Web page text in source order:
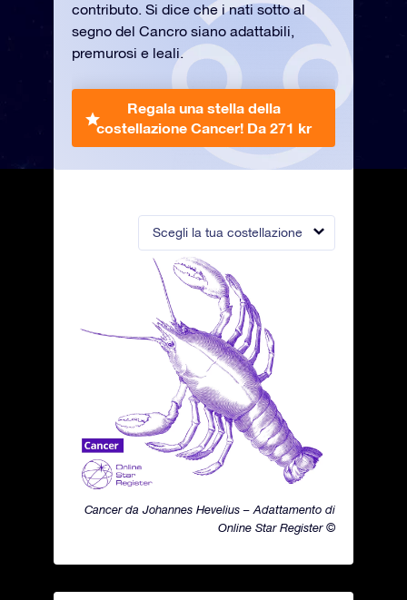
Scegli la tua costellazione
Cancer da Johannes Hevelius – Adattamento di
Online Star Register ©
contributo. Si dice che i nati sotto al
segno del Cancro siano adattabili,
premurosi e leali.
Regala una stella della
costellazione Cancer! Da 271 kr